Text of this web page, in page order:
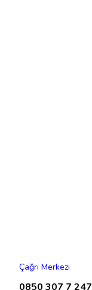
Çağrı Merkezi
0850 307 7 247